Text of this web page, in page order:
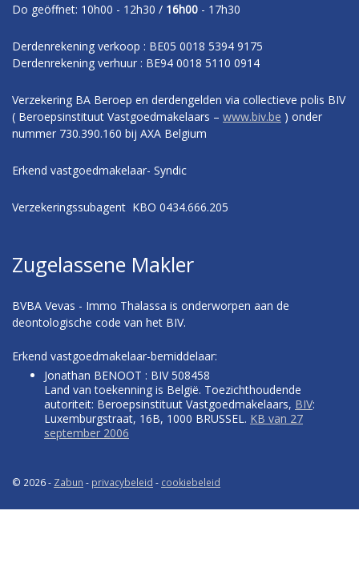
Do geöffnet: 10h00 - 12h30 / 16h00 - 17h30
Derdenrekening verkoop : BE05 0018 5394 9175
Derdenrekening verhuur : BE94 0018 5110 0914
Verzekering BA Beroep en derdengelden via collectieve polis BIV
( Beroepsinstituut Vastgoedmakelaars – www.biv.be ) onder
nummer 730.390.160 bij AXA Belgium
Erkend vastgoedmakelaar- Syndic
Verzekeringssubagent KBO 0434.666.205
Zugelassene Makler
BVBA Vevas - Immo Thalassa is onderworpen aan de
deontologische code van het BIV.
Erkend vastgoedmakelaar-bemiddelaar:
Jonathan BENOOT : BIV 508458
Land van toekenning is België. Toezichthoudende
autoriteit: Beroepsinstituut Vastgoedmakelaars, BIV:
Luxemburgstraat, 16B, 1000 BRUSSEL. KB van 27
september 2006
© 2026 - Zabun - privacybeleid - cookiebeleid